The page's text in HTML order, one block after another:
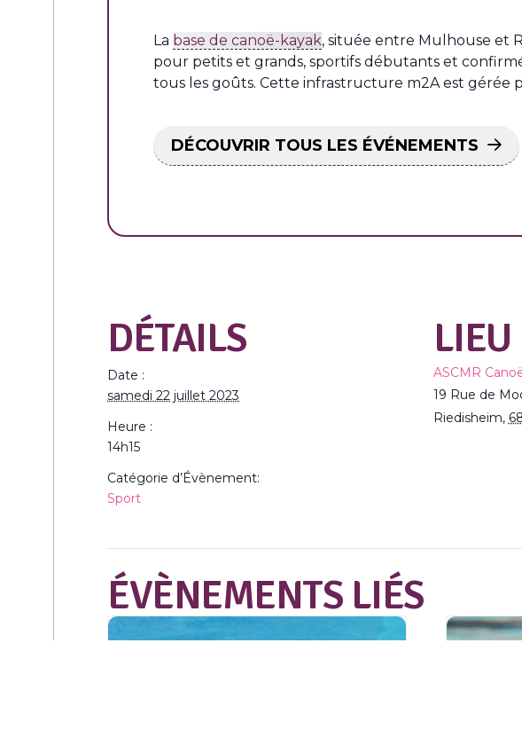
La base de canoë-kayak, située entre Mulhouse et
pour petits et grands, sportifs débutants et
tous les goûts. Cette infrastructure m2A est gérée
DÉCOUVRIR TOUS LES ÉVÉNEMENTS
DÉTAILS
Date :
samedi 22 juillet 2023
Heure :
14h15
Catégorie d’Évènement:
Sport
LIEU
ASCMR
19 Rue de
Riedisheim,
ÉVÈNEMENTS LIÉS